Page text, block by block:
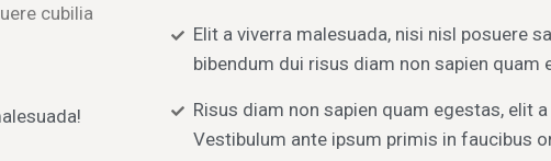
cubilia
Elit a viverra malesuada, nisi nisl posuere
bibendum dui risus diam non sapien quam
Risus diam non sapien quam egestas, elit
Vestibulum ante ipsum primis in faucibus